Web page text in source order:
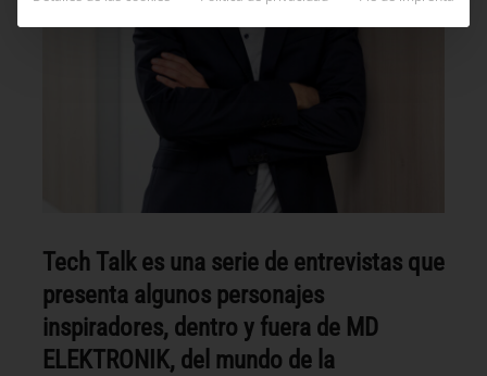
Tech Talk es una serie de entrevistas que
presenta algunos personajes
inspiradores, dentro y fuera de MD
ELEKTRONIK, del mundo de la